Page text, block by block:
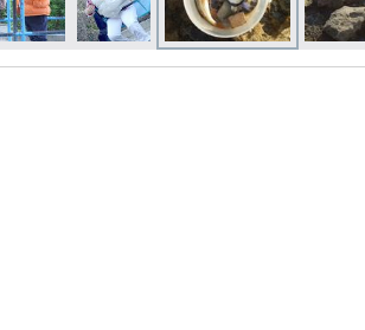
Izdrukas 1h laikā Rīgā – pasūtiet
tiešsaistē
Dažādi formāti un papīra veidi